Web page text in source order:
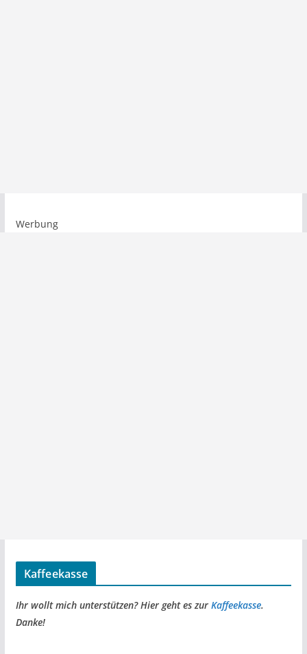
Werbung
Kaffeekasse
Ihr wollt mich unterstützen? Hier geht es zur Kaffeekasse.
Danke!